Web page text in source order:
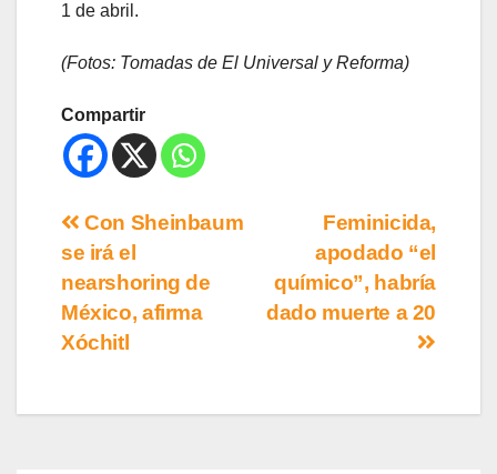
1 de abril.
(Fotos: Tomadas de El Universal y Reforma)
Compartir
Feminicida,
apodado “el
químico”, habría
dado muerte a 20
Con Sheinbaum
se irá el
nearshoring de
México, afirma
Xóchitl